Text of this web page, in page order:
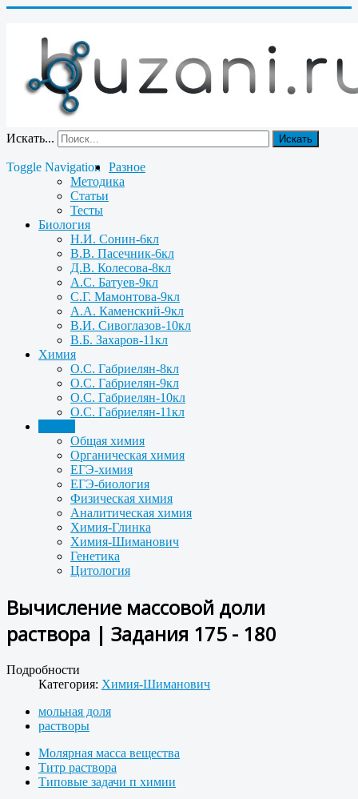
Искать... Искать
Toggle Navigation
Разное
Методика
Статьи
Тесты
Биология
Н.И. Сонин-6кл
В.В. Пасечник-6кл
Д.В. Колесова-8кл
А.С. Батуев-9кл
С.Г. Мамонтова-9кл
А.А. Каменский-9кл
В.И. Сивоглазов-10кл
В.Б. Захаров-11кл
Химия
О.С. Габриелян-8кл
О.С. Габриелян-9кл
О.С. Габриелян-10кл
О.С. Габриелян-11кл
Общая химия
Органическая химия
ЕГЭ-химия
ЕГЭ-биология
Физическая химия
Аналитическая химия
Химия-Глинка
Химия-Шиманович
Генетика
Цитология
Вычисление массовой доли
раствора | Задания 175 - 180
Подробности
Категория: Химия-Шиманович
мольная доля
растворы
Молярная масса вещества
Титр раствора
Типовые задачи п химии